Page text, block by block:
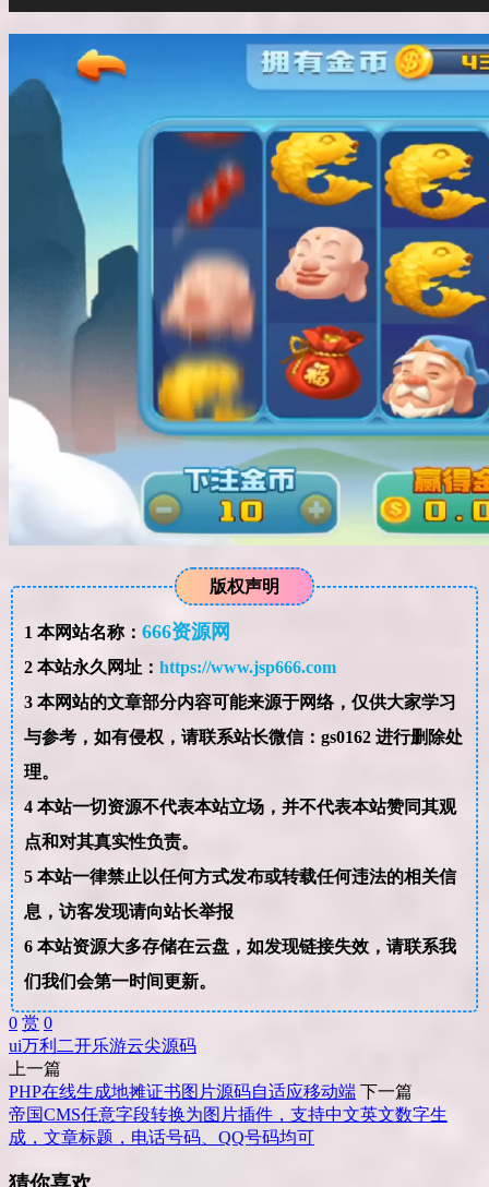
版权声明
1 本网站名称： 666资源网
2本站永久网址： https://www.jsp666.com
3本网站的文章部分内容可能来源于网络，仅供大家学习
与参考，如有侵权，请联系站长微信：gs0162 进行删除处
理。
4本站一切资源不代表本站立场，并不代表本站赞同其观
点和对其真实性负责。
5本站一律禁止以任何方式发布或转载任何违法的相关信
息，访客发现请向站长举报
6本站资源大多存储在云盘，如发现链接失效，请联系我
们我们会第一时间更新。
0 赏 0
ui万利 二开乐游云尖源码
上一篇
PHP在线生成地摊证书图片源码自适应移动端 下一篇
帝国CMS任意字段转换为图片插件，支持中文英文数字生
成，文章标题，电话号码、QQ号码均可